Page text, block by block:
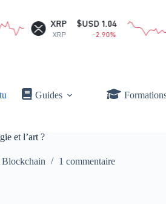
$USD 1.04
-2.90%
Guides
et l’art ?
Blockchain 1 commentaire